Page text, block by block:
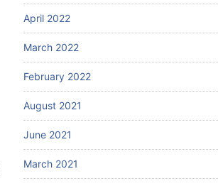
April 2022
March 2022
February 2022
August 2021
June 2021
March 2021